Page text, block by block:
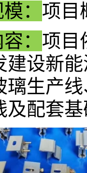
： 项目
： 项目
建设新
璃生产
及配套